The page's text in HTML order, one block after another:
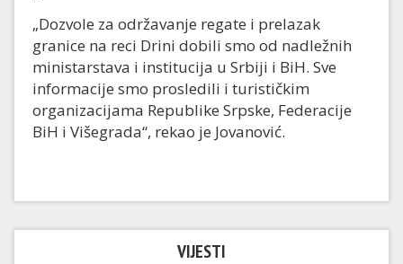
„Dozvole za održavanje regate i prelazak
granice na reci Drini dobili smo od nadležnih
ministarstava i institucija u Srbiji i BiH. Sve
informacije smo prosledili i turističkim
organizacijama Republike Srpske, Federacije
BiH i Višegrada“, rekao je Jovanović.
VIJESTI